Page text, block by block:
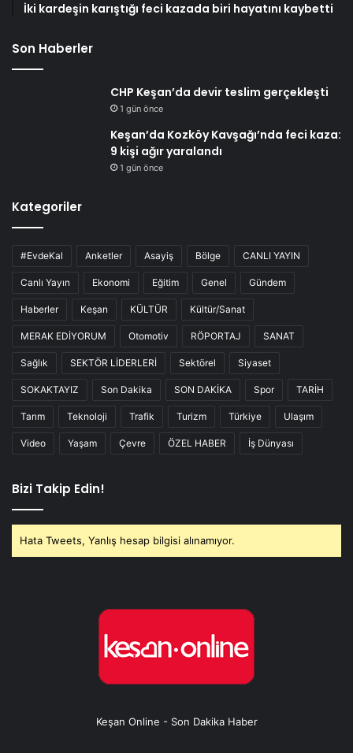
İki kardeşin karıştığı feci kazada biri hayatını kaybetti
Son Haberler
CHP Keşan’da devir teslim gerçekleşti
1 gün önce
Keşan’da Kozköy Kavşağı’nda feci kaza:
9 kişi ağır yaralandı
1 gün önce
Kategoriler
#EvdeKal Anketler Asayiş Bölge CANLI YAYIN
Canlı Yayın Ekonomi Eğitim Genel Gündem
Haberler Keşan KÜLTÜR Kültür/Sanat
MERAK EDİYORUM Otomotiv RÖPORTAJ SANAT
Sağlık SEKTÖR LİDERLERİ Sektörel Siyaset
SOKAKTAYIZ Son Dakika SON DAKİKA Spor TARİH
Tarım Teknoloji Trafik Turizm Türkiye Ulaşım
Video Yaşam Çevre ÖZEL HABER İş Dünyası
Bizi Takip Edin!
Hata Tweets, Yanlış hesap bilgisi alınamıyor.
Keşan Online - Son Dakika Haber